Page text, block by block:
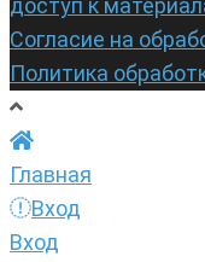
доступ к
Согласие на
Политика
Главная
Вход
Вход